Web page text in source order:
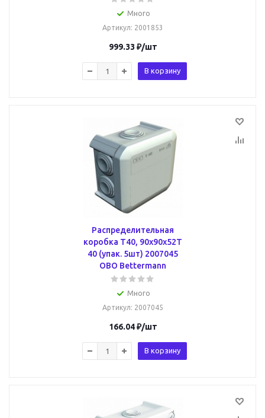
Много
Артикул: 2001853
999.33 ₽/шт
В корзину
Распределительная
коробка T40, 90x90x52T
40 (упак. 5шт) 2007045
OBO Bettermann
Много
Артикул: 2007045
166.04₽/шт
В корзину